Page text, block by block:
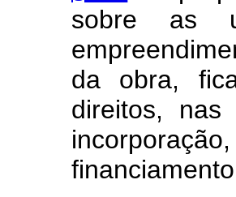
sobre as
da obra,
direitos,